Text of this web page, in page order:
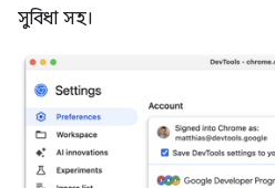
সুবিধা সহ।